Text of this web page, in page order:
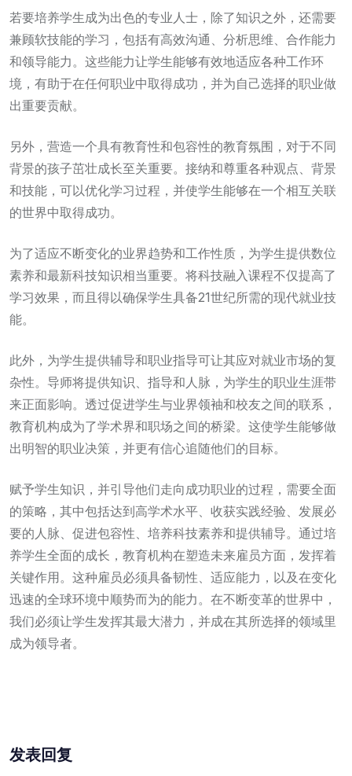
若要培养学生成为出色的专业人士，除了知识之外，还需要
兼顾软技能的学习，包括有高效沟通、分析思维、合作能力
和领导能力。这些能力让学生能够有效地适应各种工作环
境，有助于在任何职业中取得成功，并为自己选择的职业做
出重要贡献。
另外，营造一个具有教育性和包容性的教育氛围，对于不同
背景的孩子茁壮成长至关重要。接纳和尊重各种观点、背景
和技能，可以优化学习过程，并使学生能够在一个相互关联
的世界中取得成功。
为了适应不断变化的业界趋势和工作性质，为学生提供数位
素养和最新科技知识相当重要。将科技融入课程不仅提高了
学习效果，而且得以确保学生具备21世纪所需的现代就业技
能。
此外，为学生提供辅导和职业指导可让其应对就业市场的复
杂性。导师将提供知识、指导和人脉，为学生的职业生涯带
来正面影响。透过促进学生与业界领袖和校友之间的联系，
教育机构成为了学术界和职场之间的桥梁。这使学生能够做
出明智的职业决策，并更有信心追随他们的目标。
赋予学生知识，并引导他们走向成功职业的过程，需要全面
的策略，其中包括达到高学术水平、收获实践经验、发展必
要的人脉、促进包容性、培养科技素养和提供辅导。通过培
养学生全面的成长，教育机构在塑造未来雇员方面，发挥着
关键作用。这种雇员必须具备韧性、适应能力，以及在变化
迅速的全球环境中顺势而为的能力。在不断变革的世界中，
我们必须让学生发挥其最大潜力，并成在其所选择的领域里
成为领导者。
发表回复